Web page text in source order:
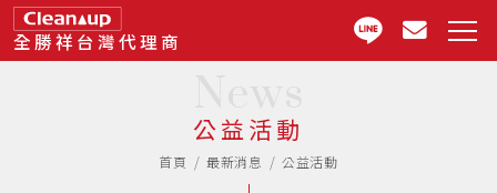
全勝祥台灣代理商
公益活動
首頁 最新消息 公益活動